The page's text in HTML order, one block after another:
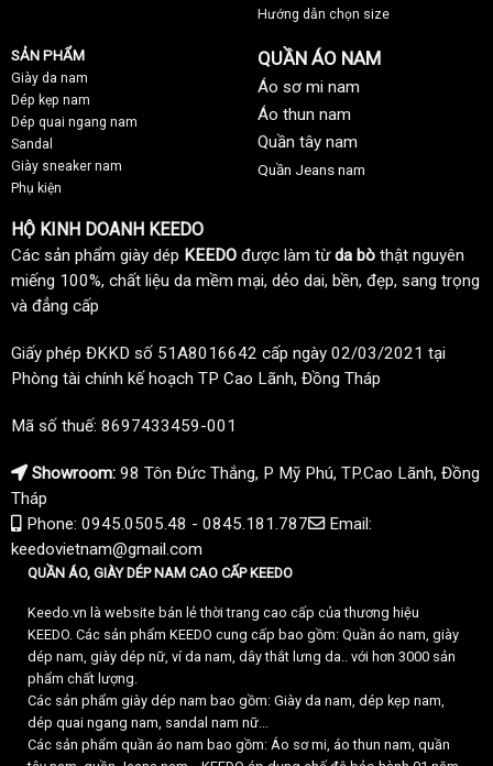
Hướng dẫn chọn size
SẢN PHẨM
Giày da nam
Dép kẹp nam
Dép quai ngang nam
Sandal
Giày sneaker nam
Phụ kiện
QUẦN ÁO NAM
Áo sơ mi nam
Áo thun nam
Quần tây nam
Quần Jeans nam
HỘ KINH DOANH KEEDO
Các sản phẩm giày dép KEEDO được làm từda bò thật nguyên
miếng 100%, chất liệu da mềm mại, dẻo dai, bền, đẹp, sang trọng
và đẳng cấp
Giấy phép ĐKKD số 51A8016642 cấp ngày 02/03/2021 tại
Phòng tài chính kế hoạch TP Cao Lãnh, Đồng Tháp
Mã số thuế: 8697433459-001
Showroom: 98 Tôn Đức Thắng, P Mỹ Phú, TP.Cao Lãnh, Đồng
Tháp
Phone: 0945.0505.48 - 0845.181.787
Email:
keedovietnam@gmail.com
QUẦN ÁO, GIÀY DÉP NAM CAO CẤP KEEDO
Keedo.vn là website bán lẻ thời trang cao cấp của thương hiệu
KEEDO. Các sản phẩm KEEDO cung cấp bao gồm: Quần áo nam, giày
dép nam, giày dép nữ, ví da nam, dây thắt lưng da.. với hơn 3000 sản
phẩm chất lượng.
Các sản phẩm giày dép nam bao gồm: Giày da nam, dép kẹp nam,
dép quai ngang nam, sandal nam nữ...
Các sản phẩm quần áo nam bao gồm: Áo sơ mi, áo thun nam, quần